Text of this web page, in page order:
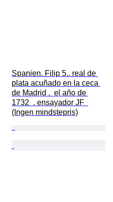
Spanien. Filip 5.. real de
plata acuñado en la ceca
de Madrid .  el año de
1732  . ensayador JF
(Ingen mindstepris)